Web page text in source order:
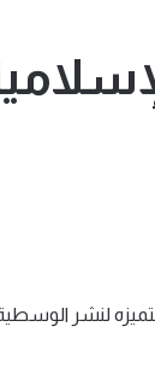
لنشر الوسطية